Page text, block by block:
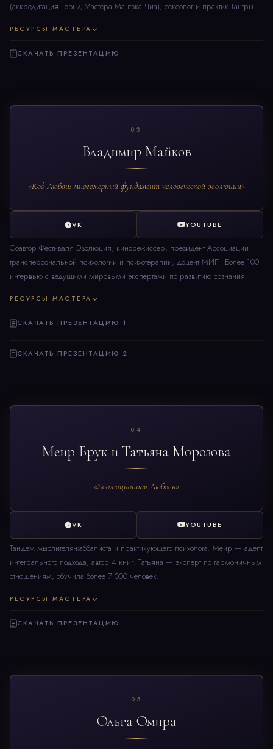
(аккредитация Грэнд Мастера Мантэка Чиа), сексолог и практик Тантры.
РЕСУРСЫ МАСТЕРА
СКАЧАТЬ ПРЕЗЕНТАЦИЮ
03
Владимир Майков
«Код Любви: многомерный фундамент человеческой эволюции»
VK YOUTUBE
Соавтор Фестиваля Эволюция, кинорежиссер, президент Ассоциации
трансперсональной психологии и психотерапии, доцент МИП. Более 100
интервью с ведущими мировыми экспертами по развитию сознания.
РЕСУРСЫ МАСТЕРА
СКАЧАТЬ ПРЕЗЕНТАЦИЮ 1
СКАЧАТЬ ПРЕЗЕНТАЦИЮ 2
04
Меир Брук и Татьяна Морозова
«Эволюционная Любовь»
VK YOUTUBE
Тандем мыслителя-каббалиста и практикующего психолога. Меир — адепт
интегрального подхода, автор 4 книг. Татьяна — эксперт по гармоничным
отношениям, обучила более 7 000 человек.
РЕСУРСЫ МАСТЕРА
СКАЧАТЬ ПРЕЗЕНТАЦИЮ
05
Ольга Омира